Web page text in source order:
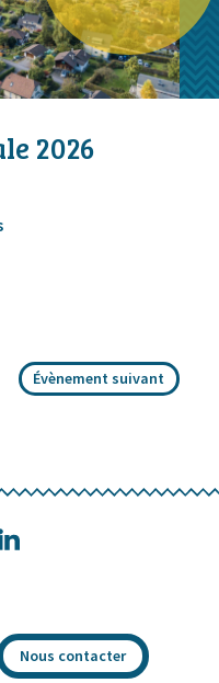
2026
Évènement suivant
Nous contacter